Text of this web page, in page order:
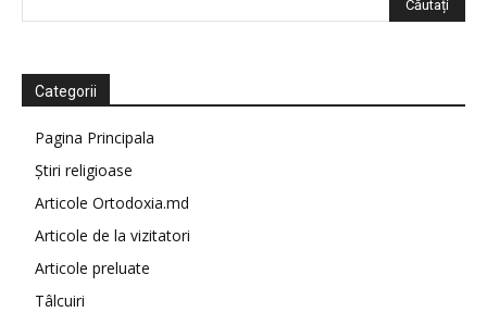
Categorii
Pagina Principala
Știri religioase
Articole Ortodoxia.md
Articole de la vizitatori
Articole preluate
Tâlcuiri